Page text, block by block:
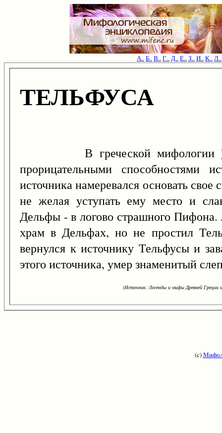
А..Б..В..Г..Д..Е..З..И..К..Л..
ТЕЛЬФУСА
В греческой мифологии
прорицательными способностями
источника намеревался основать свое
не желая уступать ему место и
Дельфы - в логово страшного
храм в Дельфах, но не простил
вернулся к источнику Тельфусы и
этого источника, умер знаменитый
(Источник: Легенды и мифы Древней
(c)